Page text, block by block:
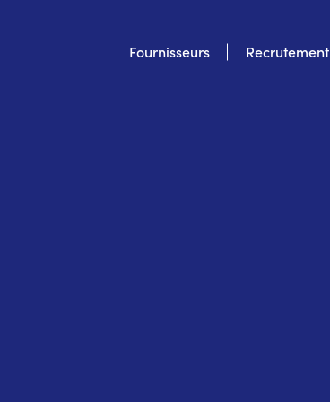
Fournisseurs Recrutement